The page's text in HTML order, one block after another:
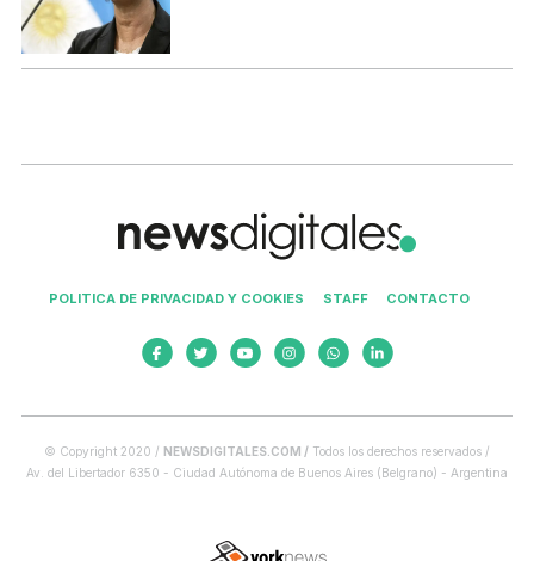
POLITICA DE PRIVACIDAD Y COOKIES STAFF CONTACTO
© Copyright 2020 / NEWSDIGITALES.COM / Todos los derechos reservados /
Av. del Libertador 6350 - Ciudad Autónoma de Buenos Aires (Belgrano) - Argentina